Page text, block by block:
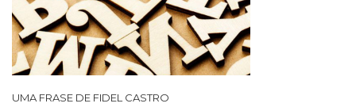
UMA FRASE DE FIDEL CASTRO